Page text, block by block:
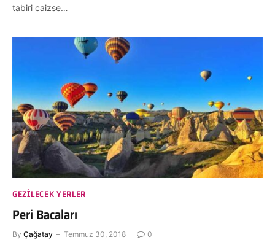
tabiri caizse…
GEZILECEK YERLER
Peri Bacaları
By Çağatay Temmuz 30, 2018 0